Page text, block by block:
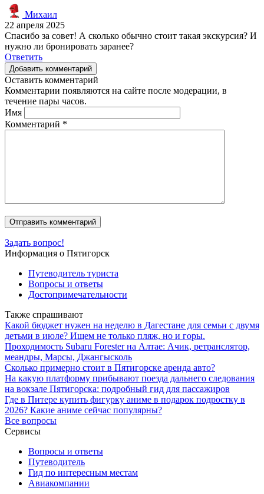
Михаил
22 апреля 2025
Спасибо за совет! А сколько обычно стоит такая экскурсия? И
нужно ли бронировать заранее?
Ответить
Добавить комментарий
Оставить комментарий
Комментарии появляются на сайте после модерации, в
течение пары часов.
Имя
Комментарий *
Задать вопрос!
Информация о Пятигорск
Путеводитель туриста
Вопросы и ответы
Достопримечательности
Также спрашивают
Какой бюджет нужен на неделю в Дагестане для семьи с двумя
детьми в июле? Ищем не только пляж, но и горы.
Проходимость Subaru Forester на Алтае: Ачик, ретранслятор,
меандры, Марсы, Джангысколь
Сколько примерно стоит в Пятигорске аренда авто?
На какую платформу прибывают поезда дальнего следования
на вокзале Пятигорска: подробный гид для пассажиров
Где в Питере купить фигурку аниме в подарок подростку в
2026? Какие аниме сейчас популярны?
Все вопросы
Сервисы
Вопросы и ответы
Путеводитель
Гид по интересным местам
Авиакомпании